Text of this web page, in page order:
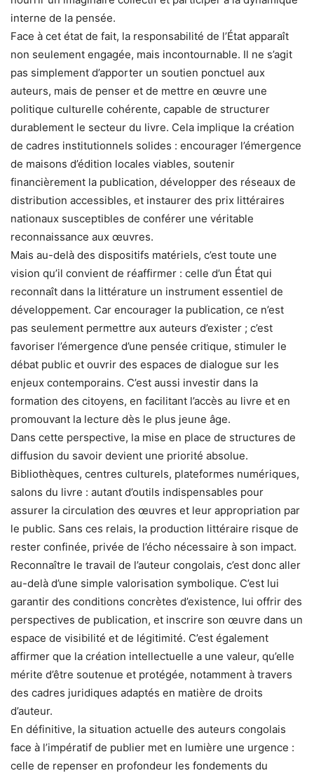
interne de la pensée.
Face à cet état de fait, la responsabilité de l’État apparaît
non seulement engagée, mais incontournable. Il ne s’agit
pas simplement d’apporter un soutien ponctuel aux
auteurs, mais de penser et de mettre en œuvre une
politique culturelle cohérente, capable de structurer
durablement le secteur du livre. Cela implique la création
de cadres institutionnels solides : encourager l’émergence
de maisons d’édition locales viables, soutenir
financièrement la publication, développer des réseaux de
distribution accessibles, et instaurer des prix littéraires
nationaux susceptibles de conférer une véritable
reconnaissance aux œuvres.
Mais au-delà des dispositifs matériels, c’est toute une
vision qu’il convient de réaffirmer : celle d’un État qui
reconnaît dans la littérature un instrument essentiel de
développement. Car encourager la publication, ce n’est
pas seulement permettre aux auteurs d’exister ; c’est
favoriser l’émergence d’une pensée critique, stimuler le
débat public et ouvrir des espaces de dialogue sur les
enjeux contemporains. C’est aussi investir dans la
formation des citoyens, en facilitant l’accès au livre et en
promouvant la lecture dès le plus jeune âge.
Dans cette perspective, la mise en place de structures de
diffusion du savoir devient une priorité absolue.
Bibliothèques, centres culturels, plateformes numériques,
salons du livre : autant d’outils indispensables pour
assurer la circulation des œuvres et leur appropriation par
le public. Sans ces relais, la production littéraire risque de
rester confinée, privée de l’écho nécessaire à son impact.
Reconnaître le travail de l’auteur congolais, c’est donc aller
au-delà d’une simple valorisation symbolique. C’est lui
garantir des conditions concrètes d’existence, lui offrir des
perspectives de publication, et inscrire son œuvre dans un
espace de visibilité et de légitimité. C’est également
affirmer que la création intellectuelle a une valeur, qu’elle
mérite d’être soutenue et protégée, notamment à travers
des cadres juridiques adaptés en matière de droits
d’auteur.
En définitive, la situation actuelle des auteurs congolais
face à l’impératif de publier met en lumière une urgence :
celle de repenser en profondeur les fondements du